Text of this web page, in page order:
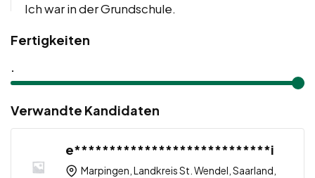
Ich war in der Grundschule.
Fertigkeiten
.
Verwandte Kandidaten
e****************************i
Marpingen, Landkreis St. Wendel, Saarland,